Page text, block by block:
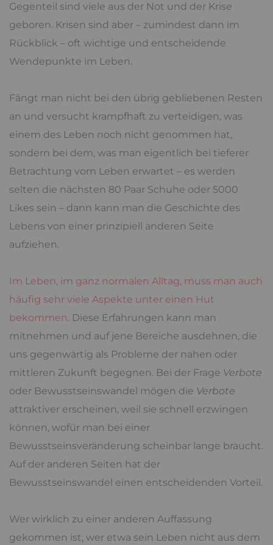
Gegenteil sind viele aus der Not und der Krise
geboren. Krisen sind aber – zumindest dann im
Rückblick – oft wichtige und entscheidende
Wendepunkte im Leben.
Fängt man nicht bei den übrig gebliebenen Resten
an und versucht krampfhaft zu verteidigen, was
einem des Leben noch nicht genommen hat,
sondern bei dem, was man eigentlich bei tieferer
Betrachtung vom Leben erwartet – es werden
selten die nächsten 80 Paar Schuhe oder 5000
Likes sein – dann kann man die Geschichte des
Lebens von einer prinzipiell anderen Seite
aufziehen.
Im Leben, im ganz normalen Alltag, muss man auch
häufig sehr viele Aspekte unter einen Hut
bekommen. Diese Erfahrungen kann man
mitnehmen und auf jene Bereiche ausdehnen, die
uns gegenwärtig als Probleme der nahen oder
mittleren Zukunft begegnen. Bei der Frage Verbote
oder Bewusstseinswandel mögen die Verbote
attraktiver erscheinen, weil sie schnell erzwingen
können, wofür man bei einer
Bewusstseinsveränderung scheinbar lange braucht.
Auf der anderen Seiten hat der
Bewusstseinswandel einen entscheidenden Vorteil.
Wer wirklich zu einer anderen Auffassung
gekommen ist, wer etwa sein Leben nicht aus dem